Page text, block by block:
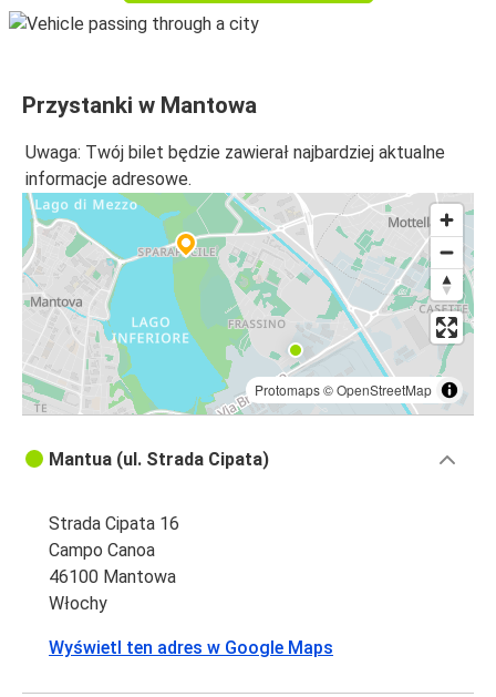
Przystanki w Mantowa
Uwaga: Twój bilet będzie zawierał najbardziej aktualne
informacje adresowe.
Protomaps©OpenStreetMap
Mantua (ul. Strada Cipata)
Strada Cipata 16
Campo Canoa
46100 Mantowa
Włochy
Wyświetl ten adres w Google Maps